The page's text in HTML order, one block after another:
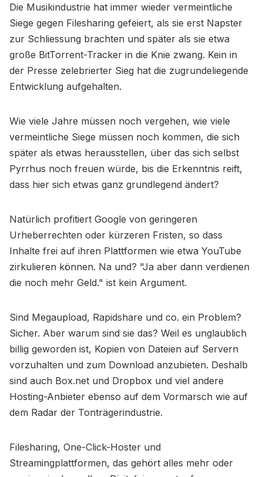
Die Musikindustrie hat immer wieder vermeintliche
Siege gegen Filesharing gefeiert, als sie erst Napster
zur Schliessung brachten und später als sie etwa
große BitTorrent-Tracker in die Knie zwang. Kein in
der Presse zelebrierter Sieg hat die zugrundeliegende
Entwicklung aufgehalten.
Wie viele Jahre müssen noch vergehen, wie viele
vermeintliche Siege müssen noch kommen, die sich
später als etwas herausstellen, über das sich selbst
Pyrrhus noch freuen würde, bis die Erkenntnis reift,
dass hier sich etwas ganz grundlegend ändert?
Natürlich profitiert Google von geringeren
Urheberrechten oder kürzeren Fristen, so dass
Inhalte frei auf ihren Plattformen wie etwa YouTube
zirkulieren können. Na und? "Ja aber dann verdienen
die noch mehr Geld." ist kein Argument.
Sind Megaupload, Rapidshare und co. ein Problem?
Sicher. Aber warum sind sie das? Weil es unglaublich
billig geworden ist, Kopien von Dateien auf Servern
vorzuhalten und zum Download anzubieten. Deshalb
sind auch Box.net und Dropbox und viel andere
Hosting-Anbieter ebenso auf dem Vormarsch wie auf
dem Radar der Tonträgerindustrie.
Filesharing, One-Click-Hoster und
Streamingplattformen, das gehört alles mehr oder